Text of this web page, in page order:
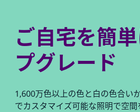
ご自宅を簡
プグレード
1,600万色以上の色と白の色合い
でカスタマイズ可能な照明で空間